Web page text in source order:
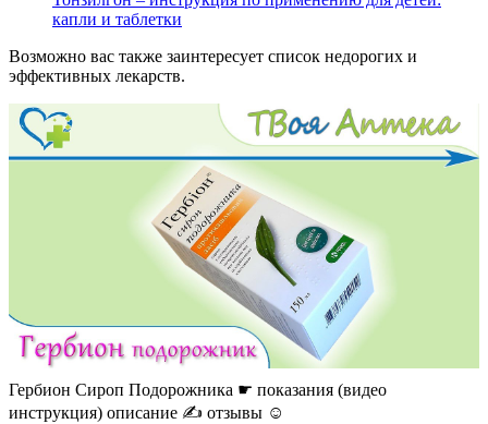
капли и таблетки
Возможно вас также заинтересует список недорогих и
эффективных лекарств.
Гербион Сироп Подорожника ☛ показания (видео
инструкция) описание ✍ отзывы ☺️